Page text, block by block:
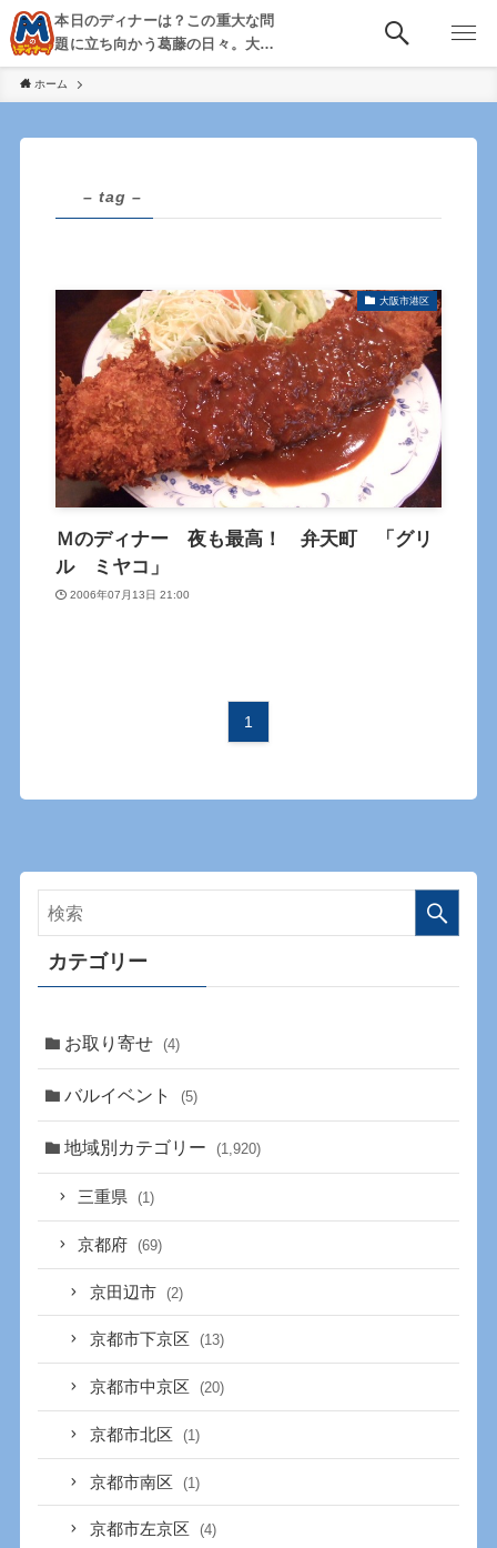
本日のディナーは？この重大な問
題に立ち向かう葛藤の日々。大
阪・京都・神戸を中心とした食べ
歩き、飲み歩きを綴る。
ホーム
– tag –
大阪市港区
Ｍのディナー 夜も最高！ 弁天町 「グリ
ル ミヤコ」
2006年07月13日 21:00
1
カテゴリー
お取り寄せ (4)
バルイベント (5)
地域別カテゴリー (1,920)
三重県 (1)
京都府 (69)
京田辺市 (2)
京都市下京区 (13)
京都市中京区 (20)
京都市北区 (1)
京都市南区 (1)
京都市左京区 (4)